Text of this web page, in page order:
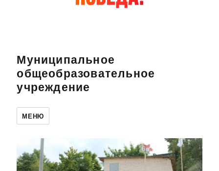
Муниципальное
общеобразовательное
учреждение
МЕНЮ